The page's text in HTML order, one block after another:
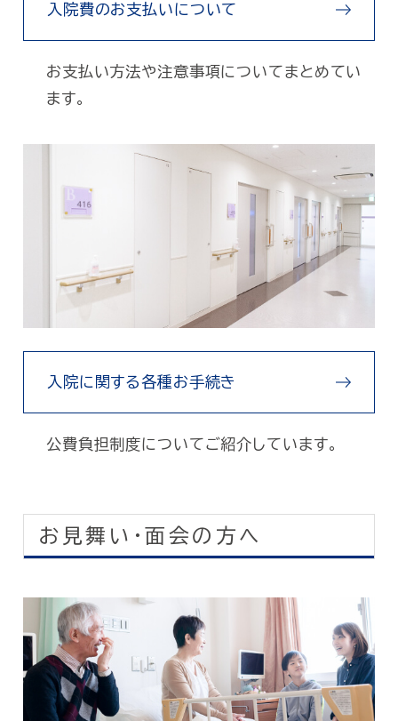
入院費のお支払いについて
お支払い方法や注意事項についてまとめてい
ます。
入院に関する各種お手続き
公費負担制度についてご紹介しています。
お見舞い・面会の方へ